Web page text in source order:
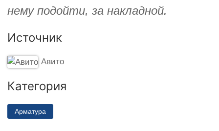
нему подойти, за накладной.
Источник
Авито
Категория
Арматура